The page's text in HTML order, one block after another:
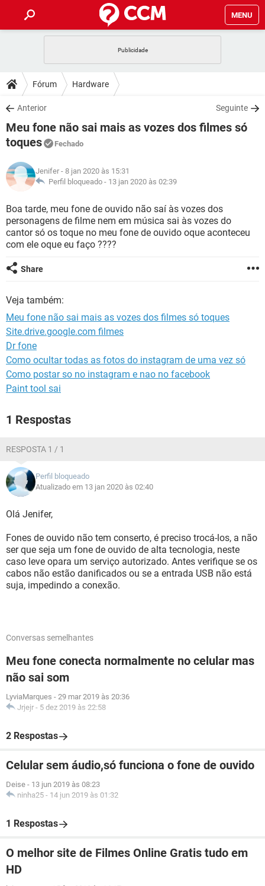
MENU
CELULAR
OUTLOOK
INSTAGRAM GMAIL
GUIA DE COMPRAS
DICAS
JOGOS
OUTLOOK
GUIA DE COMPRAS
DOWNLOADS
JOGOS WHATSAPP
CELULAR
OUTLOOK
INSTAGRAM
GUIA DE COMPRAS
FÓRUM
CELULAR FACEBOOK
INSTAGRAM GMAIL
GUIA DE COMPRAS
GLOSSÁRIO
JOGOS
CELULAR FACEBOOK
OUTLOOK EXCEL
INSTAGRAM
GUIA DE COMPRAS
Fórum Hardware
Anterior Seguinte
Meu fone não sai mais as vozes dos filmes só
toques
Fechado
Jenifer - 8 jan 2020 às 15:31
Perfil bloqueado - 13 jan 2020 às 02:39
Boa tarde, meu fone de ouvido não saí às vozes dos
personagens de filme nem em música sai às vozes do
cantor só os toque no meu fone de ouvido oque aconteceu
com ele oque eu faço ????
Share
Veja também:
Meu fone não sai mais as vozes dos filmes só toques
Site.drive.google.com filmes
Dr fone
Como ocultar todas as fotos do instagram de uma vez só
Como postar so no instagram e nao no facebook
Paint tool sai
1 Respostas
RESPOSTA 1 / 1
Perfil bloqueado
Atualizado em 13 jan 2020 às 02:40
Olá Jenifer,
Fones de ouvido não tem conserto, é preciso trocá-los, a não
ser que seja um fone de ouvido de alta tecnologia, neste
caso leve opara um serviço autorizado. Antes verifique se os
cabos não estão danificados ou se a entrada USB não está
suja, impedindo a conexão.
Conversas semelhantes
Meu fone conecta normalmente no celular mas
não sai som
LyviaMarques - 29 mar 2019 às 20:36
Jrjejr - 5 dez 2019 às 22:58
2 Respostas
Celular sem áudio,só funciona o fone de ouvido
Deise - 13 jun 2019 às 08:23
ninha25 - 14 jun 2019 às 01:32
1 Respostas
O melhor site de Filmes Online Gratis tudo em
HD